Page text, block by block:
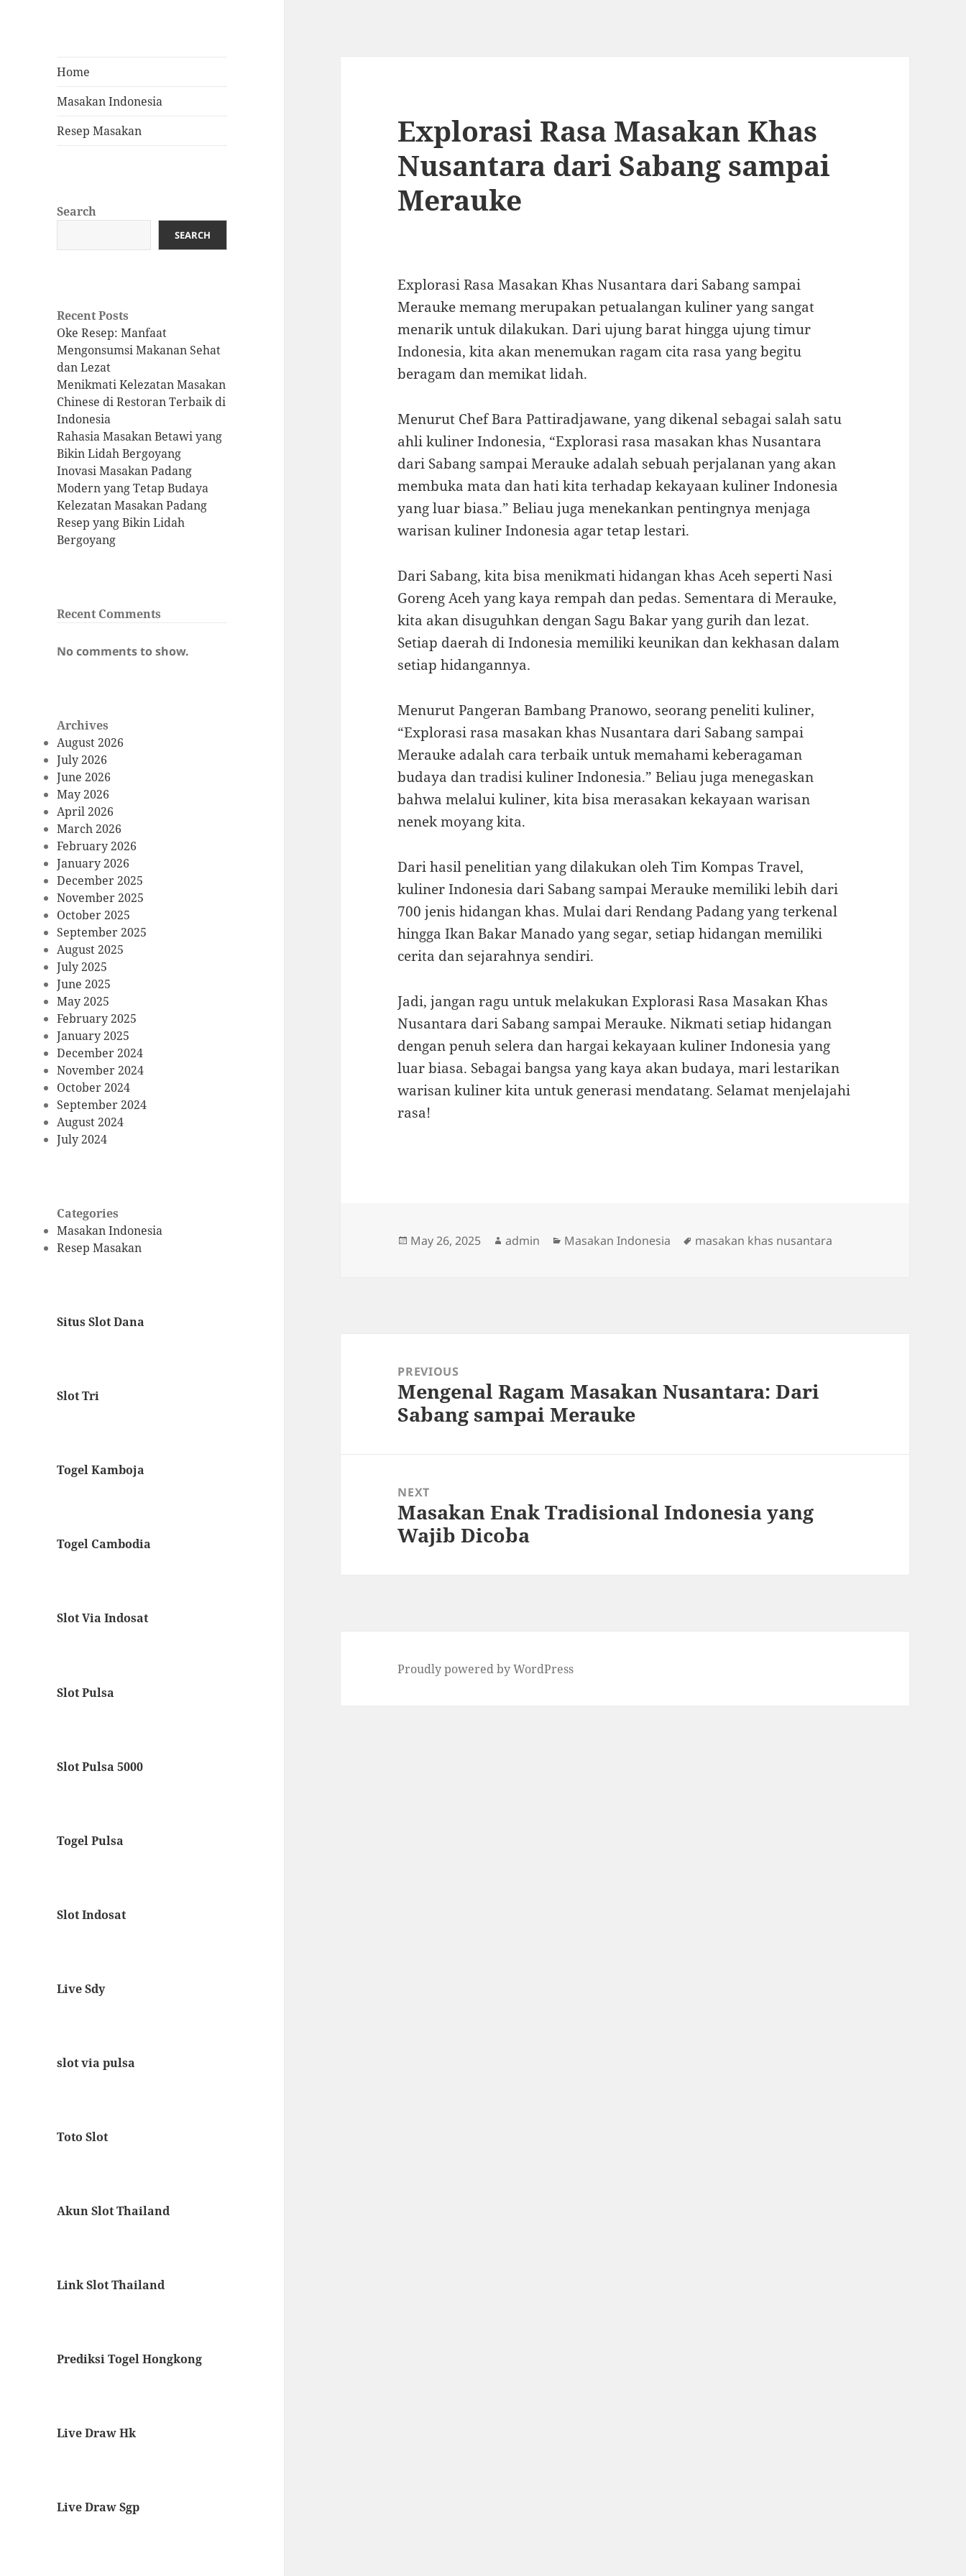
Home
Masakan Indonesia
Resep Masakan
Search
SEARCH
Recent Posts
Oke Resep: Manfaat
Mengonsumsi Makanan Sehat
dan Lezat
Menikmati Kelezatan Masakan
Chinese di Restoran Terbaik di
Indonesia
Rahasia Masakan Betawi yang
Bikin Lidah Bergoyang
Inovasi Masakan Padang
Modern yang Tetap Budaya
Kelezatan Masakan Padang
Resep yang Bikin Lidah
Bergoyang
Recent Comments
No comments to show.
Archives
August 2026
July 2026
June 2026
May 2026
April 2026
March 2026
February 2026
January 2026
December 2025
November 2025
October 2025
September 2025
August 2025
July 2025
June 2025
May 2025
February 2025
January 2025
December 2024
November 2024
October 2024
September 2024
August 2024
July 2024
Categories
Masakan Indonesia
Resep Masakan
Situs Slot Dana
Slot Tri
Togel Kamboja
Togel Cambodia
Slot Via Indosat
Slot Pulsa
Slot Pulsa 5000
Togel Pulsa
Slot Indosat
Live Sdy
slot via pulsa
Toto Slot
Akun Slot Thailand
Link Slot Thailand
Prediksi Togel Hongkong
Live Draw Hk
Live Draw Sgp
Explorasi Rasa Masakan Khas
Nusantara dari Sabang sampai
Merauke
Explorasi Rasa Masakan Khas Nusantara dari Sabang sampai
Merauke memang merupakan petualangan kuliner yang sangat
menarik untuk dilakukan. Dari ujung barat hingga ujung timur
Indonesia, kita akan menemukan ragam cita rasa yang begitu
beragam dan memikat lidah.
Menurut Chef Bara Pattiradjawane, yang dikenal sebagai salah satu
ahli kuliner Indonesia, “Explorasi rasa masakan khas Nusantara
dari Sabang sampai Merauke adalah sebuah perjalanan yang akan
membuka mata dan hati kita terhadap kekayaan kuliner Indonesia
yang luar biasa.” Beliau juga menekankan pentingnya menjaga
warisan kuliner Indonesia agar tetap lestari.
Dari Sabang, kita bisa menikmati hidangan khas Aceh seperti Nasi
Goreng Aceh yang kaya rempah dan pedas. Sementara di Merauke,
kita akan disuguhkan dengan Sagu Bakar yang gurih dan lezat.
Setiap daerah di Indonesia memiliki keunikan dan kekhasan dalam
setiap hidangannya.
Menurut Pangeran Bambang Pranowo, seorang peneliti kuliner,
“Explorasi rasa masakan khas Nusantara dari Sabang sampai
Merauke adalah cara terbaik untuk memahami keberagaman
budaya dan tradisi kuliner Indonesia.” Beliau juga menegaskan
bahwa melalui kuliner, kita bisa merasakan kekayaan warisan
nenek moyang kita.
Dari hasil penelitian yang dilakukan oleh Tim Kompas Travel,
kuliner Indonesia dari Sabang sampai Merauke memiliki lebih dari
700 jenis hidangan khas. Mulai dari Rendang Padang yang terkenal
hingga Ikan Bakar Manado yang segar, setiap hidangan memiliki
cerita dan sejarahnya sendiri.
Jadi, jangan ragu untuk melakukan Explorasi Rasa Masakan Khas
Nusantara dari Sabang sampai Merauke. Nikmati setiap hidangan
dengan penuh selera dan hargai kekayaan kuliner Indonesia yang
luar biasa. Sebagai bangsa yang kaya akan budaya, mari lestarikan
warisan kuliner kita untuk generasi mendatang. Selamat menjelajahi
rasa!
Posted
May 26, 2025 Author
admin Categories
Masakan Indonesia Tags
masakan khas nusantara
navigationPREVIOUS
Previous
post:
Mengenal Ragam Masakan Nusantara: Dari
Sabang sampai Merauke
NEXT
Next
post:
Masakan Enak Tradisional Indonesia yang
Wajib Dicoba
Proudly powered by WordPress